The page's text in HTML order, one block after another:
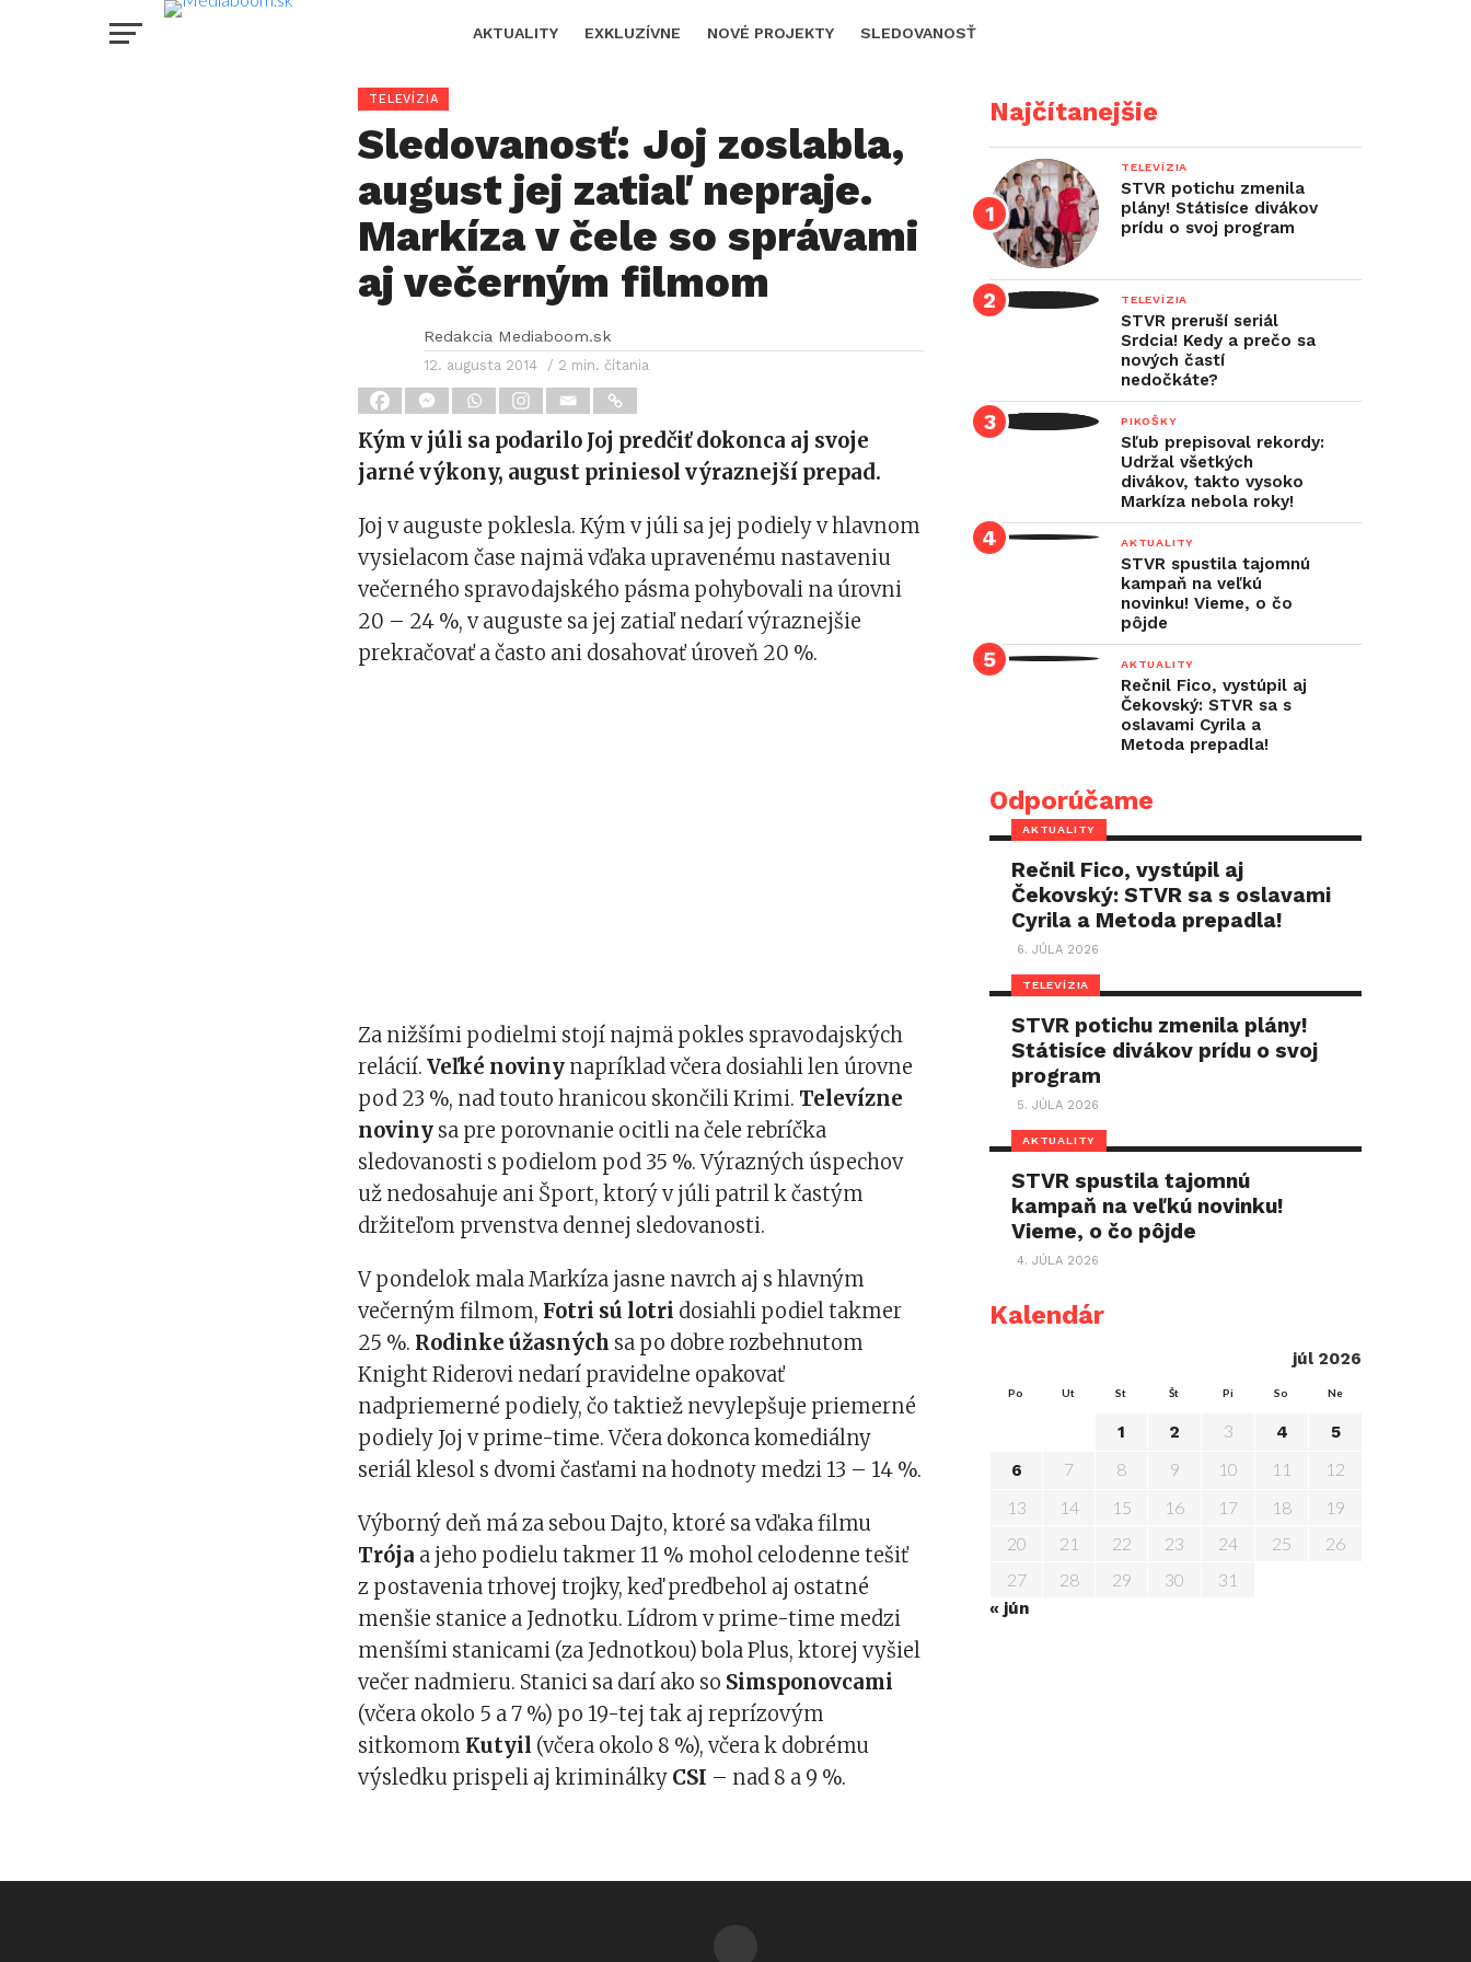
AKTUALITY EXKLUZÍVNE NOVÉ PROJEKTY SLEDOVANOSŤ
TELEVÍZIA
Sledovanosť: Joj zoslabla,
august jej zatiaľ nepraje.
Markíza v čele so správami
aj večerným filmom
Redakcia Mediaboom.sk
12. augusta 2014 / 2 min. čítania
Kým v júli sa podarilo Joj predčiť dokonca aj svoje
jarné výkony, august priniesol výraznejší prepad.
Joj v auguste poklesla. Kým v júli sa jej podiely v hlavnom
vysielacom čase najmä vďaka upravenému nastaveniu
večerného spravodajského pásma pohybovali na úrovni
20 – 24 %, v auguste sa jej zatiaľ nedarí výraznejšie
prekračovať a často ani dosahovať úroveň 20 %.
Za nižšími podielmi stojí najmä pokles spravodajských
relácií. Veľké noviny napríklad včera dosiahli len úrovne
pod 23 %, nad touto hranicou skončili Krimi. Televízne
noviny sa pre porovnanie ocitli na čele rebríčka
sledovanosti s podielom pod 35 %. Výrazných úspechov
už nedosahuje ani Šport, ktorý v júli patril k častým
držiteľom prvenstva dennej sledovanosti.
V pondelok mala Markíza jasne navrch aj s hlavným
večerným filmom, Fotri sú lotri dosiahli podiel takmer
25 %. Rodinke úžasných sa po dobre rozbehnutom
Knight Riderovi nedarí pravidelne opakovať
nadpriemerné podiely, čo taktiež nevylepšuje priemerné
podiely Joj v prime-time. Včera dokonca komediálny
seriál klesol s dvomi časťami na hodnoty medzi 13 – 14 %.
Výborný deň má za sebou Dajto, ktoré sa vďaka filmu
Trója a jeho podielu takmer 11 % mohol celodenne tešiť
z postavenia trhovej trojky, keď predbehol aj ostatné
menšie stanice a Jednotku. Lídrom v prime-time medzi
menšími stanicami (za Jednotkou) bola Plus, ktorej vyšiel
večer nadmieru. Stanici sa darí ako so Simsponovcami
(včera okolo 5 a 7 %) po 19-tej tak aj reprízovým
sitkomom Kutyil (včera okolo 8 %), včera k dobrému
výsledku prispeli aj kriminálky CSI – nad 8 a 9 %.
Najčítanejšie
TELEVÍZIA
STVR potichu zmenila
plány! Státisíce divákov
prídu o svoj program
TELEVÍZIA
STVR preruší seriál
Srdcia! Kedy a prečo sa
nových častí
nedočkáte?
PIKOŠKY
Sľub prepisoval rekordy:
Udržal všetkých
divákov, takto vysoko
Markíza nebola roky!
AKTUALITY
STVR spustila tajomnú
kampaň na veľkú
novinku! Vieme, o čo
pôjde
AKTUALITY
Rečnil Fico, vystúpil aj
Čekovský: STVR sa s
oslavami Cyrila a
Metoda prepadla!
Odporúčame
AKTUALITY
Rečnil Fico, vystúpil aj
Čekovský: STVR sa s oslavami
Cyrila a Metoda prepadla!
6. JÚLA 2026
TELEVÍZIA
STVR potichu zmenila plány!
Státisíce divákov prídu o svoj
program
5. JÚLA 2026
AKTUALITY
STVR spustila tajomnú
kampaň na veľkú novinku!
Vieme, o čo pôjde
4. JÚLA 2026
Kalendár
júl 2026
Po Ut St Št Pi So Ne
1 2 3 4
5
6
7 8 9 10 11
12
13
14 15 16 17 18
19
20
21 22 23 24 25
26
27
28 29 30 31
« jún